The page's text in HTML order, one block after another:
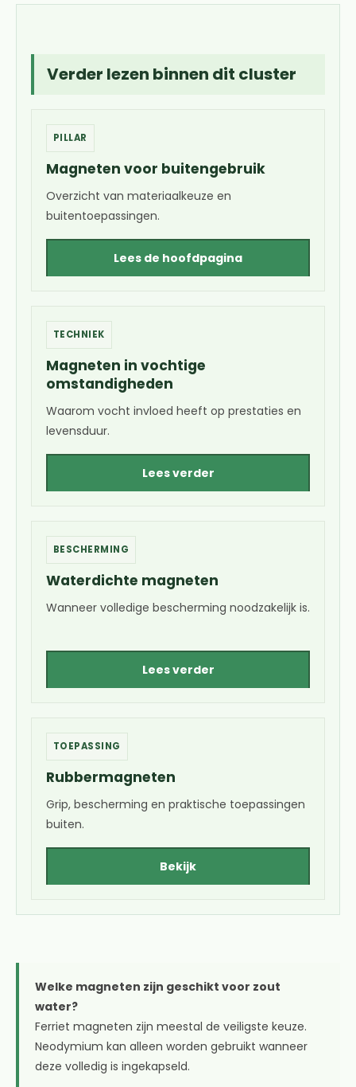
Verder lezen binnen dit cluster
PILLAR
Magneten voor buitengebruik
Overzicht van materiaalkeuze en
buitentoepassingen.
Lees de hoofdpagina
TECHNIEK
Magneten in vochtige
omstandigheden
Waarom vocht invloed heeft op prestaties en
levensduur.
Lees verder
BESCHERMING
Waterdichte magneten
Wanneer volledige bescherming noodzakelijk is.
Lees verder
TOEPASSING
Rubbermagneten
Grip, bescherming en praktische toepassingen
buiten.
Bekijk
Welke magneten zijn geschikt voor zout
water?
Ferriet magneten zijn meestal de veiligste keuze.
Neodymium kan alleen worden gebruikt wanneer
deze volledig is ingekapseld.